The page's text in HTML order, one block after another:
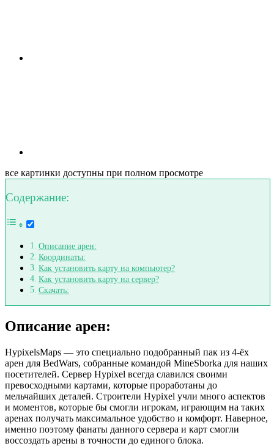
все картинки доступны при полном просмотре
Содержание:
Описание арен:
Координаты:
Как установить карту на компьютер?
Как установить карту на сервер?
Скачать:
Описание арен:
HypixelsMaps — это специально подобранный пак из 4-ёх
арен для BedWars, собранные командой MineSborka для наших
посетителей. Сервер Hypixel всегда славился своими
превосходными картами, которые проработаны до
мельчайших деталей. Строители Hypixel учли много аспектов
и моментов, которые бы смогли игрокам, играющим на таких
аренах получать максимальное удобство и комфорт. Наверное,
именно поэтому фанаты данного сервера и карт смогли
воссоздать арены в точности до единого блока.